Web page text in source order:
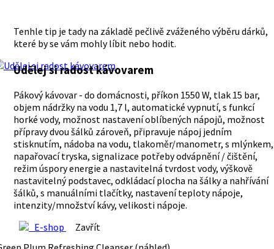
Tenhle tip je tady na základě pečlivě zváženého výběru dárků,
které by se vám mohly líbit nebo hodit.
Udělej si radost kávovarem
Pákový kávovar - do domácnosti, příkon 1550 W, tlak 15 bar,
objem nádržky na vodu 1,7 l, automatické vypnutí, s funkcí
horké vody, možnost nastavení oblíbených nápojů, možnost
přípravy dvou šálků zároveň, připravuje nápoj jedním
stisknutím, nádoba na vodu, tlakoměr/manometr, s mlýnkem,
napařovací tryska, signalizace potřeby odvápnění / čištění,
režim úspory energie a nastavitelná tvrdost vody, výškově
nastavitelný podstavec, odkládací plocha na šálky a nahřívání
šálků, s manuálními tlačítky, nastavení teploty nápoje,
intenzity/množství kávy, velikosti nápoje.
E-shop
Zavřít